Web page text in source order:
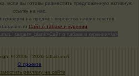
если вы готовы разместить предложенную активную
ссылку на нас.
на предмет воровства наших текстов.
Сайт о табаке и курении
target=_blank>Сайт о табаке и курении</a>
© 2006 - 2026 tabacum.ru
О проекте
рекламу на сайте